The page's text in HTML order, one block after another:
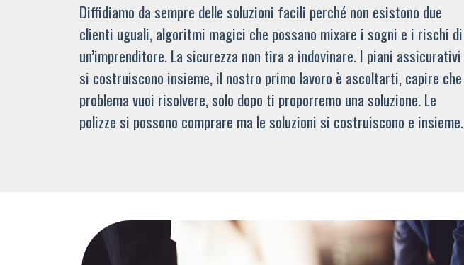
Diffidiamo da sempre delle soluzioni facili perché non esistono due
clienti uguali, algoritmi magici che possano mixare i sogni e i rischi di
un’imprenditore. La sicurezza non tira a indovinare. I piani assicurativi
si costruiscono insieme, il nostro primo lavoro è ascoltarti, capire che
problema vuoi risolvere, solo dopo ti proporremo una soluzione. Le
polizze si possono comprare ma le soluzioni si costruiscono e insieme.